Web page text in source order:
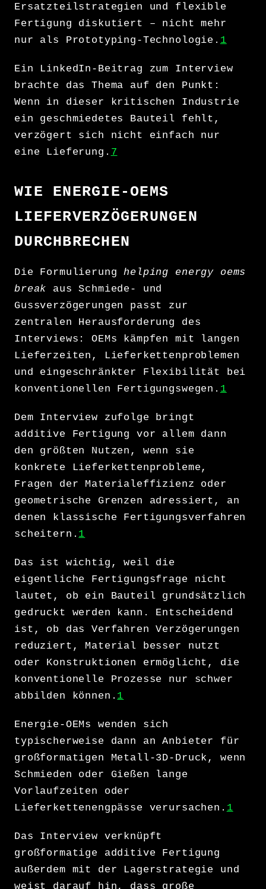
Ersatzteilstrategien und flexible
Fertigung diskutiert – nicht mehr
nur als Prototyping-Technologie. 1
Ein LinkedIn-Beitrag zum Interview
brachte das Thema auf den Punkt:
Wenn in dieser kritischen Industrie
ein geschmiedetes Bauteil fehlt,
verzögert sich nicht einfach nur
eine Lieferung. 7
WIE ENERGIE-OEMS
LIEFERVERZÖGERUNGEN
DURCHBRECHEN
Die Formulierunghelping energy oems
break aus Schmiede- und
Gussverzögerungen passt zur
zentralen Herausforderung des
Interviews: OEMs kämpfen mit langen
Lieferzeiten, Lieferkettenproblemen
und eingeschränkter Flexibilität bei
konventionellen Fertigungswegen. 1
Dem Interview zufolge bringt
additive Fertigung vor allem dann
den größten Nutzen, wenn sie
konkrete Lieferkettenprobleme,
Fragen der Materialeffizienz oder
geometrische Grenzen adressiert, an
denen klassische Fertigungsverfahren
scheitern. 1
Das ist wichtig, weil die
eigentliche Fertigungsfrage nicht
lautet, ob ein Bauteil grundsätzlich
gedruckt werden kann. Entscheidend
ist, ob das Verfahren Verzögerungen
reduziert, Material besser nutzt
oder Konstruktionen ermöglicht, die
konventionelle Prozesse nur schwer
abbilden können. 1
Energie-OEMs wenden sich
typischerweise dann an Anbieter für
großformatigen Metall-3D-Druck, wenn
Schmieden oder Gießen lange
Vorlaufzeiten oder
Lieferkettenengpässe verursachen. 1
Das Interview verknüpft
großformatige additive Fertigung
außerdem mit der Lagerstrategie und
weist darauf hin, dass große